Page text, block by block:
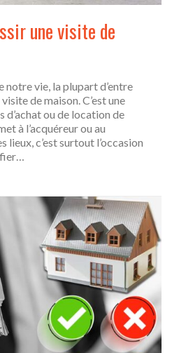
une visite de
notre vie, la plupart d’entre
de maison. C’est une
d’achat ou de location de
à l’acquéreur ou au
lieux, c’est surtout l’occasion